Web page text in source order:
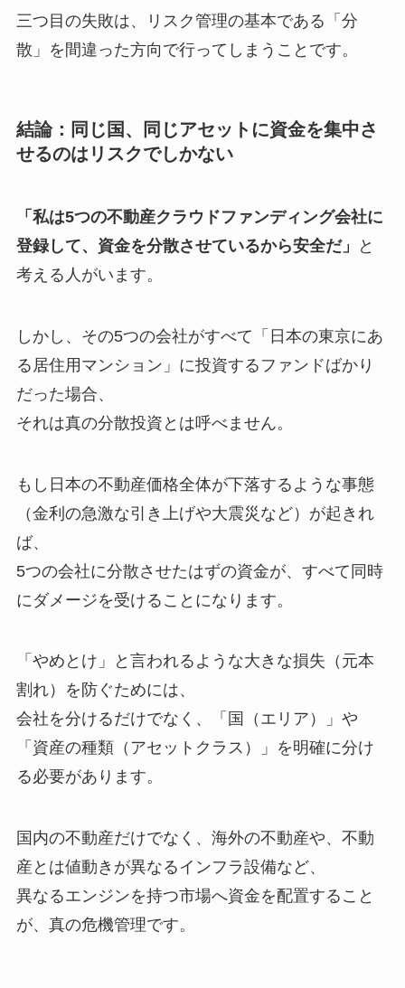
三つ目の失敗は、リスク管理の基本である「分
散」を間違った方向で行ってしまうことです。
結論：同じ国、同じアセットに資金を集中さ
せるのはリスクでしかない
「私は5つの不動産クラウドファンディング会社に
登録して、資金を分散させているから安全だ」
と
考える人がいます。
しかし、その5つの会社がすべて「日本の東京にあ
る居住用マンション」に投資するファンドばかり
だった場合、
それは真の分散投資とは呼べません。
もし日本の不動産価格全体が下落するような事態
（金利の急激な引き上げや大震災など）が起きれ
ば、
5つの会社に分散させたはずの資金が、すべて同時
にダメージを受けることになります。
「やめとけ」と言われるような大きな損失（元本
割れ）を防ぐためには、
会社を分けるだけでなく、「国（エリア）」や
「資産の種類（アセットクラス）」を明確に分け
る必要があります。
国内の不動産だけでなく、海外の不動産や、不動
産とは値動きが異なるインフラ設備など、
異なるエンジンを持つ市場へ資金を配置すること
が、真の危機管理です。